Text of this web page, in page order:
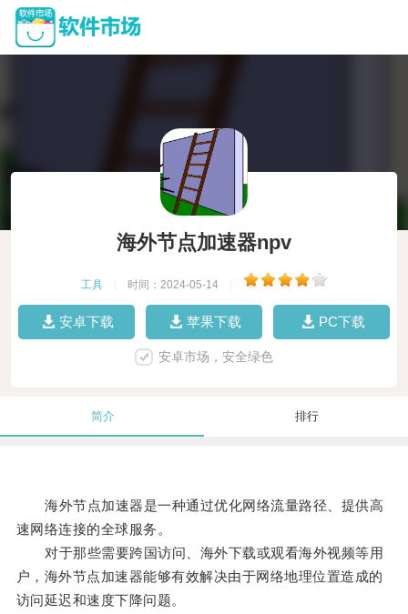
海外节点加速器npv
工具 时间：2024-05-14
安卓下载 苹果下载 PC下载
安卓市场，安全绿色
简介 排行
海外节点加速器是一种通过优化网络流量路径、提供高
速网络连接的全球服务。
对于那些需要跨国访问、海外下载或观看海外视频等用
户，海外节点加速器能够有效解决由于网络地理位置造成的
访问延迟和速度下降问题。